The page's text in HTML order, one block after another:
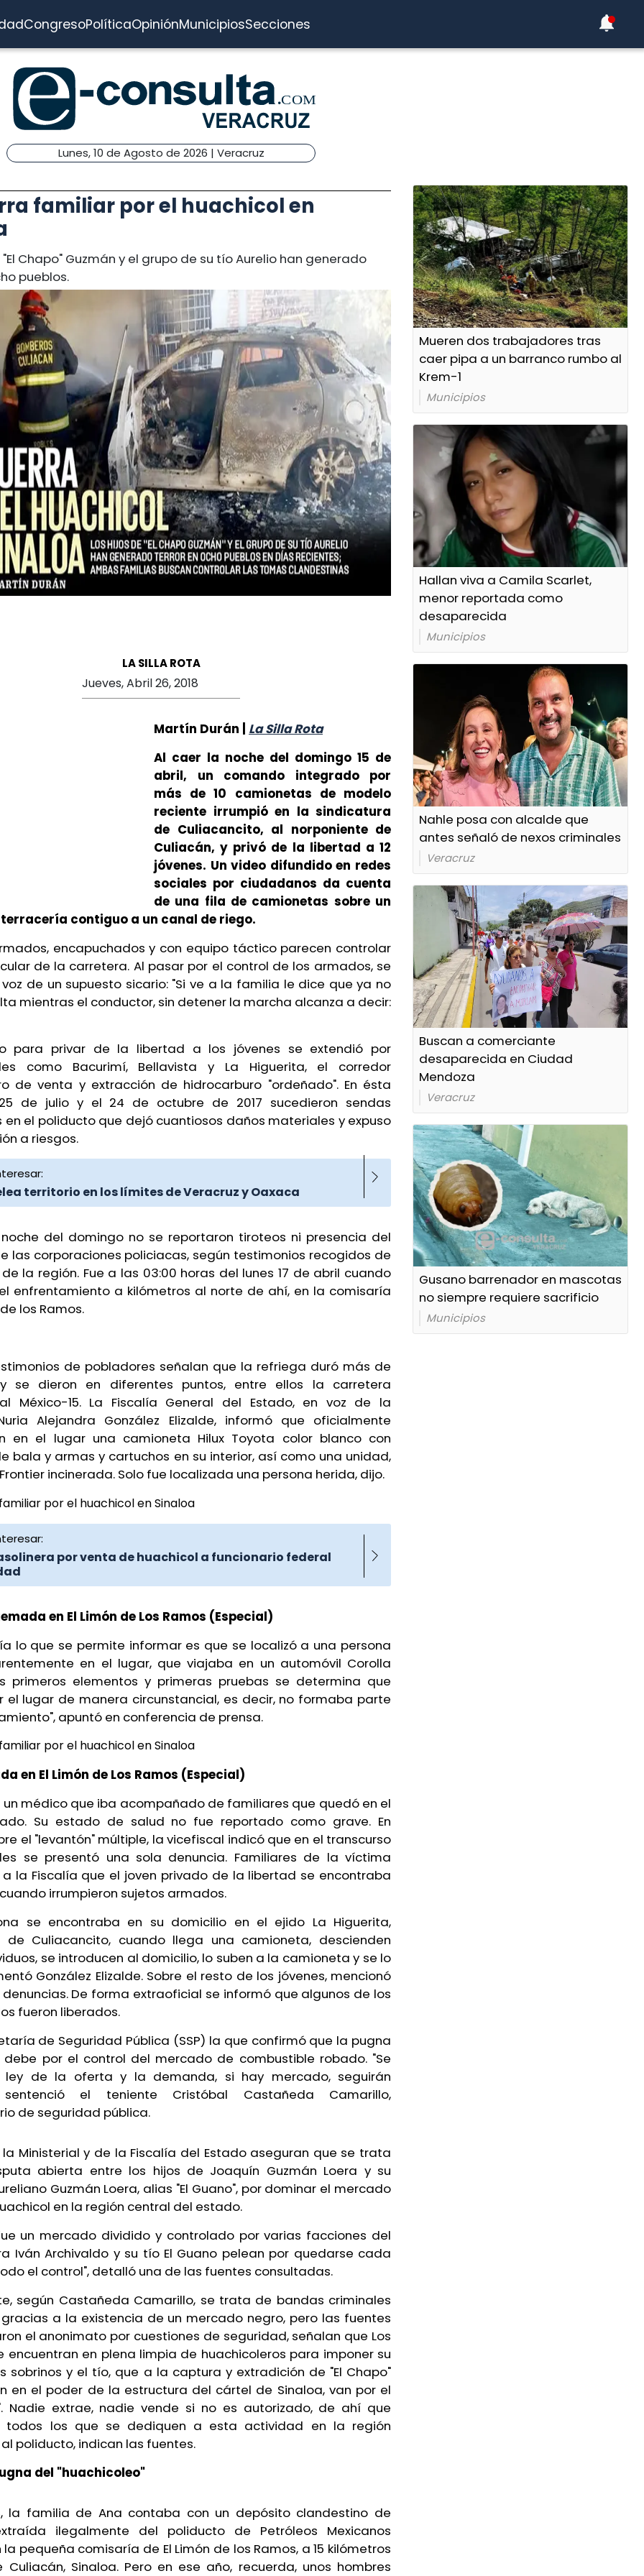
CongresoPolíticaOpiniónMunicipiosSecciones
Lunes, 10 de Agosto de 2026 | Veracruz
familiar por el huachicol en
"El Chapo" Guzmán y el grupo de su tío Aurelio han generado
pueblos.
LA SILLA ROTA
Jueves, Abril 26, 2018
Martín Durán | La Silla Rota
Al caer la noche del domingo 15 de
abril, un comando integrado por
más de 10 camionetas de modelo
reciente irrumpió en la sindicatura
de Culiacancito, al norponiente de
Culiacán, y privó de la libertad a 12
jóvenes. Un video difundido en redes
sociales por ciudadanos da cuenta
de una fila de camionetas sobre un
contiguo a un canal de riego.
encapuchados y con equipo táctico parecen controlar
de la carretera. Al pasar por el control de los armados, se
de un supuesto sicario: "Si ve a la familia le dice que ya no
mientras el conductor, sin detener la marcha alcanza a decir:
para privar de la libertad a los jóvenes se extendió por
como Bacurimí, Bellavista y La Higuerita, el corredor
de venta y extracción de hidrocarburo "ordeñado". En ésta
de julio y el 24 de octubre de 2017 sucedieron sendas
en el poliducto que dejó cuantiosos daños materiales y expuso
a riesgos.
territorio en los límites de Veracruz y Oaxaca
del domingo no se reportaron tiroteos ni presencia del
las corporaciones policiacas, según testimonios recogidos de
la región. Fue a las 03:00 horas del lunes 17 de abril cuando
enfrentamiento a kilómetros al norte de ahí, en la comisaría
los Ramos.
de pobladores señalan que la refriega duró más de
se dieron en diferentes puntos, entre ellos la carretera
México-15. La Fiscalía General del Estado, en voz de la
Alejandra González Elizalde, informó que oficialmente
en el lugar una camioneta Hilux Toyota color blanco con
bala y armas y cartuchos en su interior, así como una unidad,
incinerada. Solo fue localizada una persona herida, dijo.
por venta de huachicol a funcionario federal
en El Limón de Los Ramos (Especial)
lo que se permite informar es que se localizó a una persona
en el lugar, que viajaba en un automóvil Corolla
primeros elementos y primeras pruebas se determina que
el lugar de manera circunstancial, es decir, no formaba parte
apuntó en conferencia de prensa.
en El Limón de Los Ramos (Especial)
médico que iba acompañado de familiares que quedó en el
Su estado de salud no fue reportado como grave. En
el "levantón" múltiple, la vicefiscal indicó que en el transcurso
se presentó una sola denuncia. Familiares de la víctima
la Fiscalía que el joven privado de la libertad se encontraba
irrumpieron sujetos armados.
se encontraba en su domicilio en el ejido La Higuerita,
de Culiacancito, cuando llega una camioneta, descienden
se introducen al domicilio, lo suben a la camioneta y se lo
González Elizalde. Sobre el resto de los jóvenes, mencionó
De forma extraoficial se informó que algunos de los
fueron liberados.
de Seguridad Pública (SSP) la que confirmó que la pugna
por el control del mercado de combustible robado. "Se
de la oferta y la demanda, si hay mercado, seguirán
sentenció el teniente Cristóbal Castañeda Camarillo,
de seguridad pública.
la Ministerial y de la Fiscalía del Estado aseguran que se trata
abierta entre los hijos de Joaquín Guzmán Loera y su
Guzmán Loera, alias "El Guano", por dominar el mercado
en la región central del estado.
un mercado dividido y controlado por varias facciones del
Iván Archivaldo y su tío El Guano pelean por quedarse cada
el control", detalló una de las fuentes consultadas.
según Castañeda Camarillo, se trata de bandas criminales
a la existencia de un mercado negro, pero las fuentes
el anonimato por cuestiones de seguridad, señalan que Los
encuentran en plena limpia de huachicoleros para imponer su
sobrinos y el tío, que a la captura y extradición de "El Chapo"
en el poder de la estructura del cártel de Sinaloa, van por el
Nadie extrae, nadie vende si no es autorizado, de ahí que
todos los que se dediquen a esta actividad en la región
poliducto, indican las fuentes.
del "huachicoleo"
la familia de Ana contaba con un depósito clandestino de
ilegalmente del poliducto de Petróleos Mexicanos
la pequeña comisaría de El Limón de los Ramos, a 15 kilómetros
Sinaloa. Pero en ese año, recuerda, unos hombres
Mueren dos trabajadores tras
caer pipa a un barranco rumbo al
Krem-1
Municipios
Hallan viva a Camila Scarlet,
menor reportada como
desaparecida
Municipios
Nahle posa con alcalde que
antes señaló de nexos criminales
Veracruz
Buscan a comerciante
desaparecida en Ciudad
Mendoza
Veracruz
Gusano barrenador en mascotas
no siempre requiere sacrificio
Municipios